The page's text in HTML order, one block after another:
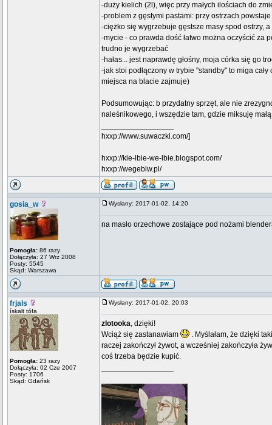
-duży kielich (2l), więc przy małych ilościach do
-problem z gęstymi pastami: przy ostrzach
-ciężko się wygrzebuje gęstsze masy spod ostrzy,
-mycie - co prawda dość łatwo można oczyścić za
trudno je wygrzebać
-hałas... jest naprawdę głośny, moja córka się go
-jak stoi podłączony w trybie "standby" to miga
miejsca na blacie zajmuje)
Podsumowując: b przydatny sprzęt, ale nie
naleśnikowego, i wszędzie tam, gdzie miksuję
hxxp://www.suwaczki.com/]
hxxp://kie-lbie-we-lbie.blogspot.com/
hxxp://wegeblw.pl/
gosia_w
Pomogła: 86 razy
Dołączyła: 27 Wrz 2008
Posty: 5545
Skąd: Warszawa
Wysłany: 2017-01-02, 14:20
na masło orzechowe zostające pod nożami
frjals
ískalt tófa
Pomogła: 23 razy
Dołączyła: 02 Cze 2007
Posty: 1706
Skąd: Gdańsk
Wysłany: 2017-01-02, 20:03
zlotooka, dzięki!
Wciąż się zastanawiam
. Myślałam, że dzięki
raczej zakończył żywot, a wcześniej zakończyła
coś trzeba będzie kupić.